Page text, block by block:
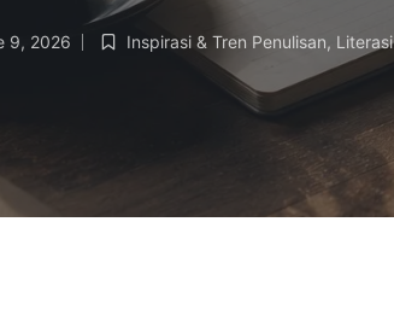
9, 2026
Posted
Inspirasi & Tren Penulisan, Literasi